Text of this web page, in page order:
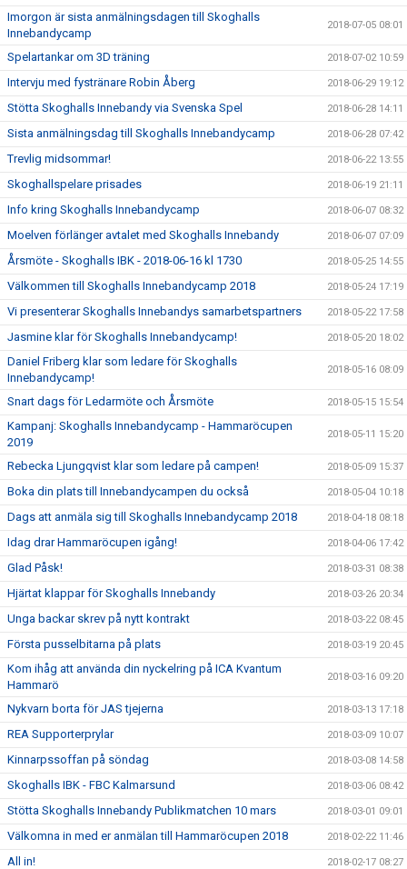
Imorgon är sista anmälningsdagen till Skoghalls
Innebandycamp
2018-07-05 08:01
Spelartankar om 3D träning 2018-07-02 10:59
Intervju med fystränare Robin Åberg 2018-06-29 19:12
Stötta Skoghalls Innebandy via Svenska Spel 2018-06-28 14:11
Sista anmälningsdag till Skoghalls Innebandycamp 2018-06-28 07:42
Trevlig midsommar! 2018-06-22 13:55
Skoghallspelare prisades 2018-06-19 21:11
Info kring Skoghalls Innebandycamp 2018-06-07 08:32
Moelven förlänger avtalet med Skoghalls Innebandy 2018-06-07 07:09
Årsmöte - Skoghalls IBK - 2018-06-16 kl 1730 2018-05-25 14:55
Välkommen till Skoghalls Innebandycamp 2018 2018-05-24 17:19
Vi presenterar Skoghalls Innebandys samarbetspartners 2018-05-22 17:58
Jasmine klar för Skoghalls Innebandycamp! 2018-05-20 18:02
Daniel Friberg klar som ledare för Skoghalls
Innebandycamp!
2018-05-16 08:09
Snart dags för Ledarmöte och Årsmöte 2018-05-15 15:54
Kampanj: Skoghalls Innebandycamp - Hammaröcupen
2019
2018-05-11 15:20
Rebecka Ljungqvist klar som ledare på campen! 2018-05-09 15:37
Boka din plats till Innebandycampen du också 2018-05-04 10:18
Dags att anmäla sig till Skoghalls Innebandycamp 2018 2018-04-18 08:18
Idag drar Hammaröcupen igång! 2018-04-06 17:42
Glad Påsk! 2018-03-31 08:38
Hjärtat klappar för Skoghalls Innebandy 2018-03-26 20:34
Unga backar skrev på nytt kontrakt 2018-03-22 08:45
Första pusselbitarna på plats 2018-03-19 20:45
Kom ihåg att använda din nyckelring på ICA Kvantum
Hammarö
2018-03-16 09:20
Nykvarn borta för JAS tjejerna 2018-03-13 17:18
REA Supporterprylar 2018-03-09 10:07
Kinnarpssoffan på söndag 2018-03-08 14:58
Skoghalls IBK - FBC Kalmarsund 2018-03-06 08:42
Stötta Skoghalls Innebandy Publikmatchen 10 mars 2018-03-01 09:01
Välkomna in med er anmälan till Hammaröcupen 2018 2018-02-22 11:46
All in! 2018-02-17 08:27